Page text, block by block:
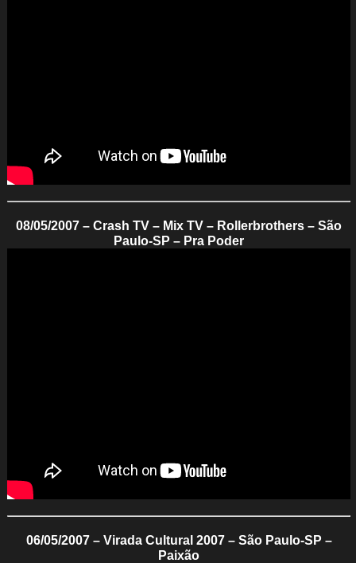
08/05/2007 – Crash TV – Mix TV – Rollerbrothers – São
Paulo-SP – Pra Poder
06/05/2007 – Virada Cultural 2007 – São Paulo-SP –
Paixão